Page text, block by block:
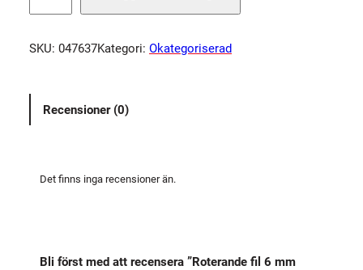
t
r
n
SKU: 047637Kategori: Okategoriserad
Recensioner (0)
Det finns inga recensioner än.
Bli först med att recensera ”Roterande fil 6 mm